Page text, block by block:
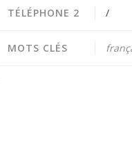
TÉLÉPHONE 2 /
MOTS CLÉS